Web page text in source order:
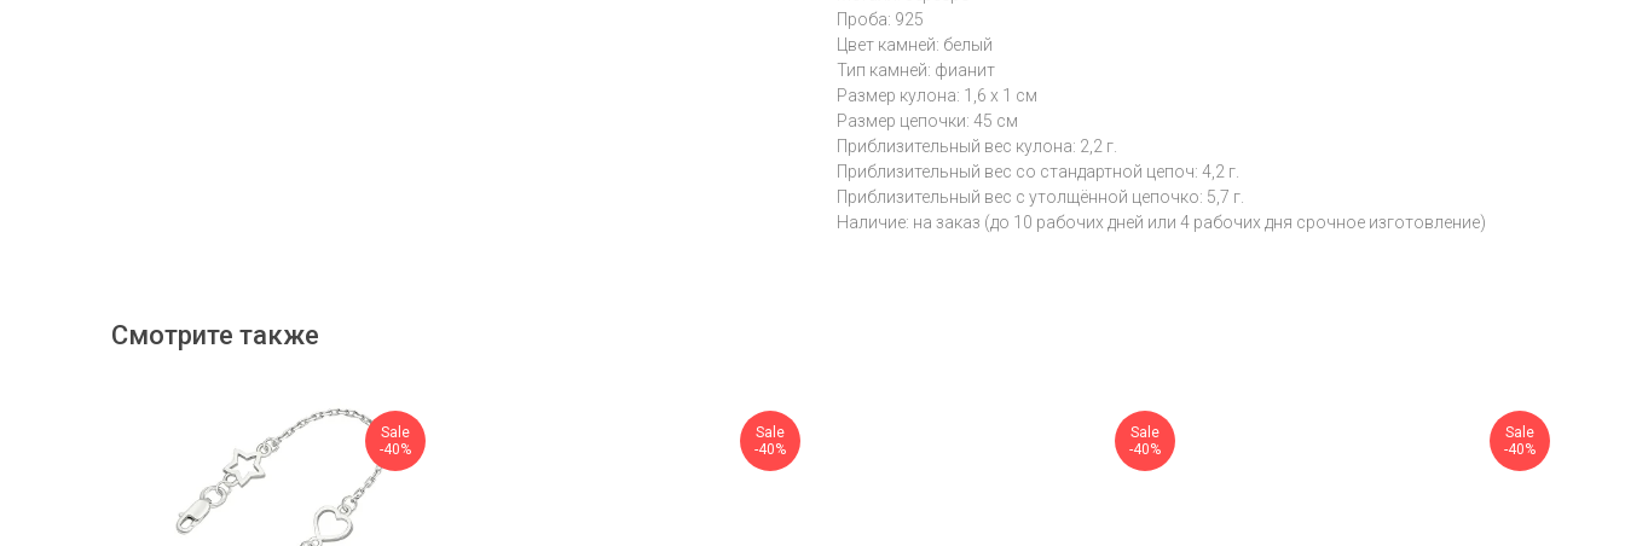
Проба: 925
Цвет камней: белый
Тип камней: фианит
Размер кулона: 1,6 х 1 см
Размер цепочки: 45 см
Приблизительный вес кулона: 2,2 г.
Приблизительный вес со стандартной цепоч: 4,2 г.
Приблизительный вес с утолщённой цепочко: 5,7 г.
Наличие: на заказ (до 10 рабочих дней или 4 рабочих дня срочное изготовление)
Смотрите также
Sale
-40%
Sale
-40%
Sale
-40%
Sale
-40%